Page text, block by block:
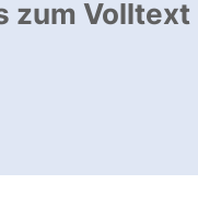
zum Volltext
öffnet neues